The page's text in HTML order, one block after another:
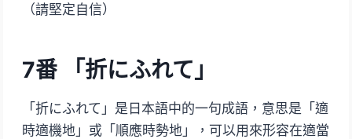
（請堅定自信）
7番 「折にふれて」
「折にふれて」是日本語中的一句成語，意思是「適
時適機地」或「順應時勢地」，可以用來形容在適當